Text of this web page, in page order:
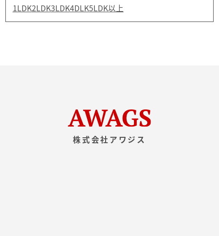
1LDK2LDK3LDK4DLK5LDK以上
株式会社アワジス